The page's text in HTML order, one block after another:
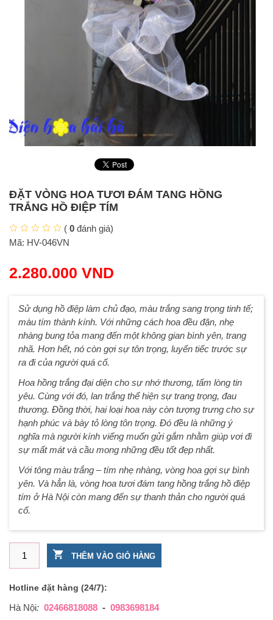
ĐẶT VÒNG HOA TƯƠI ĐÁM TANG HỒNG
TRẮNG HỒ ĐIỆP TÍM
( 0 đánh giá)
Mã: HV-046VN
2.280.000 VND
Sử dụng hồ điệp làm chủ đạo, màu trắng sang trọng tinh tế;
màu tím thành kính. Với những cách hoa đều đặn, nhẹ
nhàng bung tỏa mang đến một không gian bình yên, trang
nhã. Hơn hết, nó còn gợi sự tôn trọng, luyến tiếc trước sự
ra đi của người quá cố.
Hoa hồng trắng đại diện cho sự nhớ thương, tấm lòng tin
yêu. Cùng với đó, lan trắng thể hiện sự trang trọng, đau
thương. Đồng thời, hai loại hoa này còn tượng trưng cho sự
hạnh phúc và bày tỏ lòng tôn trọng. Đó đều là những ý
nghĩa mà người kính viếng muốn gửi gắm nhằm giúp vơi đi
sự mất mát và cầu mong những đều tốt đẹp nhất.
Với tông màu trắng – tím nhẹ nhàng, vòng hoa gợi sự bình
yên. Và hẳn là, vòng hoa tươi đám tang hồng trắng hồ điệp
tím ở Hà Nội còn mang đến sự thanh thản cho người quá
cố.
Đặt vòng hoa tươi đám tang hồng trắng hồ điệp tím số lượng
THÊM VÀO GIỎ HÀNG
Hotline đặt hàng (24/7):
Hà Nội: 02466818088 - 0983698184